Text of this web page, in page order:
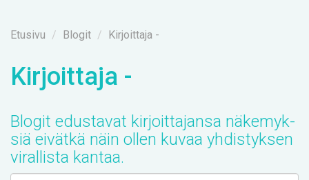
Etusi­vu Blo­git Kirjoittaja -
Kir­joit­ta­ja -
Blo­git edus­ta­vat kir­joit­ta­jan­sa nä­ke­myk­
siä ei­vät­kä näin ol­len ku­vaa yh­dis­tyk­sen
vi­ral­lis­ta kan­taa.